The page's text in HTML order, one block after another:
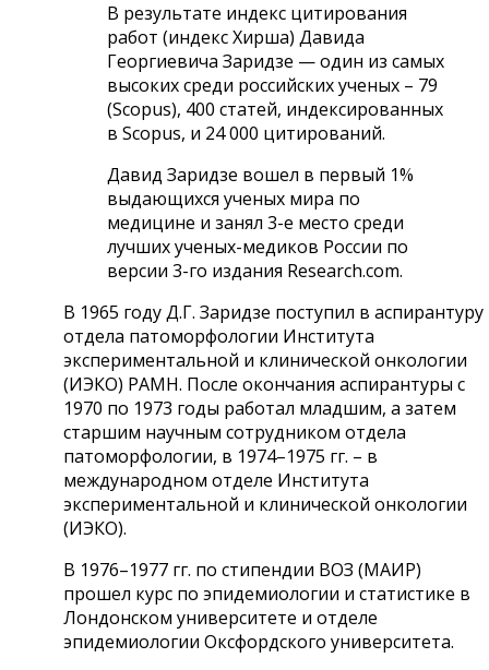
В результате индекс цитирования
работ (индекс Хирша) Давида
Георгиевича Заридзе — один из самых
высоких среди российских ученых – 79
(Scopus), 400 статей, индексированных
в Scopus, и 24000 цитирований.
Давид Заридзе вошел в первый 1%
выдающихся ученых мира по
медицине и занял 3-е место среди
лучших ученых-медиков России по
версии 3-го издания Research.com.
В 1965 году Д.Г. Заридзе поступил в аспирантуру
отдела патоморфологии Института
экспериментальной и клинической онкологии
(ИЭКО) РАМН. После окончания аспирантуры с
1970 по 1973 годы работал младшим, а затем
старшим научным сотрудником отдела
патоморфологии, в 1974–1975 гг. – в
международном отделе Института
экспериментальной и клинической онкологии
(ИЭКО).
В 1976–1977 гг. по стипендии ВОЗ (МАИР)
прошел курс по эпидемиологии и статистике в
Лондонском университете и отделе
эпидемиологии Оксфордского университета.